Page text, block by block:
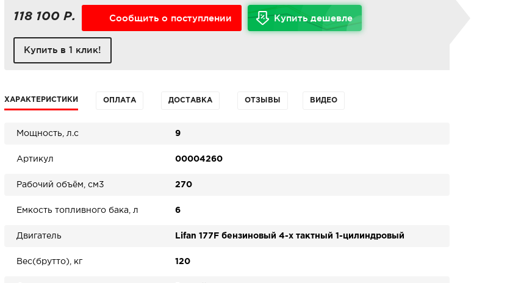
118 100 Р. Сообщить о поступлении Купить дешевле
Купить в 1 клик!
ХАРАКТЕРИСТИКИ ОПЛАТА ДОСТАВКА ОТЗЫВЫ ВИДЕО
Мощность, л.с 9
Артикул 00004260
Рабочий объём, см3 270
Емкость топливного бака, л 6
Двигатель Lifan 177F бензиновый 4-х тактный 1-цилиндровый
Вес(брутто), кг 120